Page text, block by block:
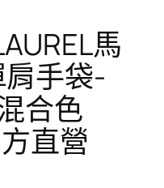
馬
手袋-
合色
直營